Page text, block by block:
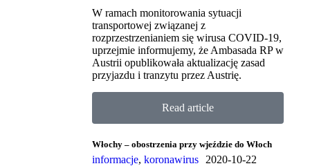
W ramach monitorowania sytuacji
transportowej związanej z
rozprzestrzenianiem się wirusa COVID-19,
uprzejmie informujemy, że Ambasada RP w
Austrii opublikowała aktualizację zasad
przyjazdu i tranzytu przez Austrię.
Read article
Włochy – obostrzenia przy wjeździe do Włoch
informacje, koronawirus
2020-10-22